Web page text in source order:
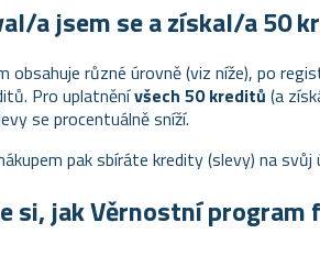
a jsem se a získal/a 50
obsahuje různé úrovně (viz níže), po
Pro uplatněnívšech 50 kreditů (a
se procentuálně sníží.
pak sbíráte kredity (slevy) na
si, jak Věrnostní program